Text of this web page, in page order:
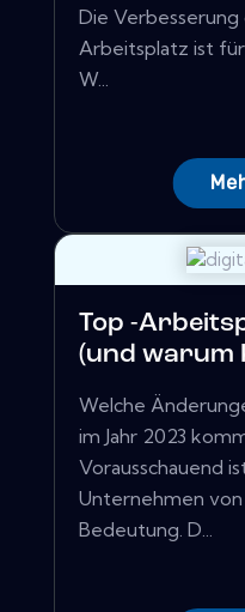
Die Verbesserung
Arbeitsplatz ist
W...
Top -
(und warum
Welche
im Jahr 2023
Vorausschauend
Unternehmen
Bedeutung. D...